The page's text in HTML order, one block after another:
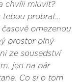
chvíli mluvit?
tebou probrat…
omezenou
prostor plný
ze sousedství
jen na pár
Co si o tom